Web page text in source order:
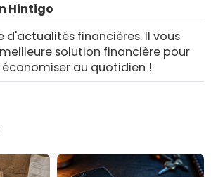
Hintigo
d'actualités financières. Il vous
solution financière pour
au quotidien !